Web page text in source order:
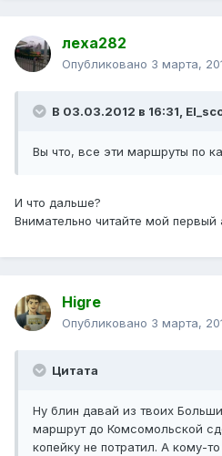
леха282
Опубликовано 3 марта,
В 03.03.2012 в 16:31,
Вы что, все эти маршруты по
И что дальше?
Внимательно читайте мой первый
Higre
Опубликовано 3 марта,
Цитата
Ну блин давай из твоих
маршрут до Комсомольской
копейку не потратил. А кому-